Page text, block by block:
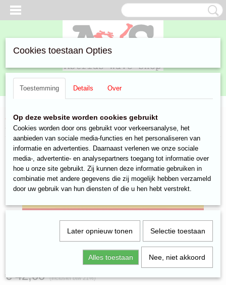
Inloggen Registreren
Home >Aanbiedingen>Marktkraam>verzenden ipv afhalen
ticket
€ 42,00 (inclusief btw 21%)
Cookies toestaan Opties
Toestemming Details Over
Op deze website worden cookies gebruikt
Cookies worden door ons gebruikt voor verkeersanalyse, het
aanbieden van sociale media-functies en het personaliseren van
informatie en advertenties. Daarnaast verlenen we onze sociale
media-, advertentie- en analysepartners toegang tot informatie over
hoe u onze site gebruikt. Zij kunnen deze informatie gebruiken in
combinatie met andere gegevens die zij mogelijk hebben verzameld
door uw gebruik van hun diensten of die u hen hebt verstrekt.
Later opnieuw tonen Selectie toestaan
Alles toestaan Nee, niet akkoord